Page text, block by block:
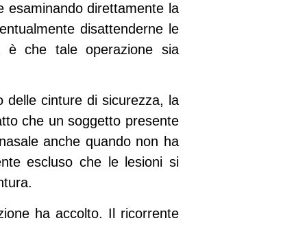
esaminando direttamente la
disattenderne le
è che tale operazione sia
delle cinture di sicurezza, la
che un soggetto presente
anche quando non ha
escluso che le lesioni si
ha accolto. Il ricorrente